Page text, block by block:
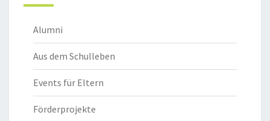
Alumni
Aus dem Schulleben
Events für Eltern
Förderprojekte